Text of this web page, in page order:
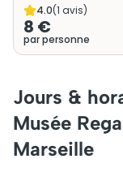
4.0(1 avis)
8 €
par personne
Jours &
Musée
Marseille